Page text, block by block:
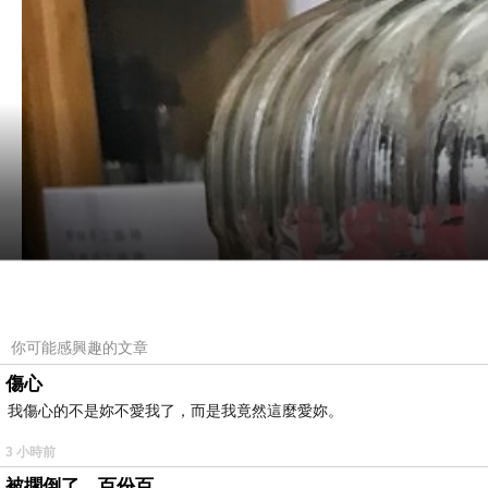
你可能感興趣的文章
傷心
我傷心的不是妳不愛我了，而是我竟然這麼愛妳。
3 小時前